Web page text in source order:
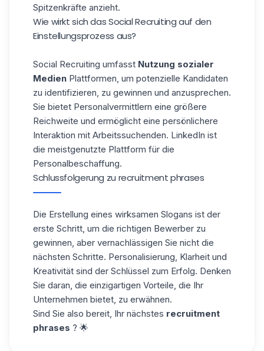
Spitzenkräfte anzieht.
Wie wirkt sich das Social Recruiting auf den
Einstellungsprozess aus?
Social Recruiting umfasst Nutzung sozialer
Medien Plattformen, um potenzielle Kandidaten
zu identifizieren, zu gewinnen und anzusprechen.
Sie bietet Personalvermittlern eine größere
Reichweite und ermöglicht eine persönlichere
Interaktion mit Arbeitssuchenden. LinkedIn ist
die meistgenutzte Plattform für die
Personalbeschaffung.
Schlussfolgerung zu recruitment phrases
Die Erstellung eines wirksamen Slogans ist der
erste Schritt, um die richtigen Bewerber zu
gewinnen, aber vernachlässigen Sie nicht die
nächsten Schritte. Personalisierung, Klarheit und
Kreativität sind der Schlüssel zum Erfolg. Denken
Sie daran, die einzigartigen Vorteile, die Ihr
Unternehmen bietet, zu erwähnen.
Sind Sie also bereit, Ihr nächstes recruitment
phrases ? 🌟